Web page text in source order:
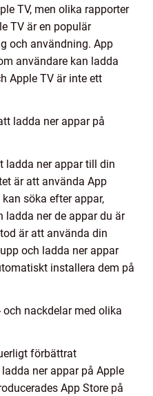
TV, men olika rapporter
TV är en populär
och användning. App
användare kan ladda
Apple TV är inte ett
ladda ner appar på
ladda ner appar till din
är att använda App
söka efter appar,
ladda ner de appar du är
är att använda din
och ladda ner appar
installera dem på
nackdelar med olika
förbättrat
ner appar på Apple
App Store på